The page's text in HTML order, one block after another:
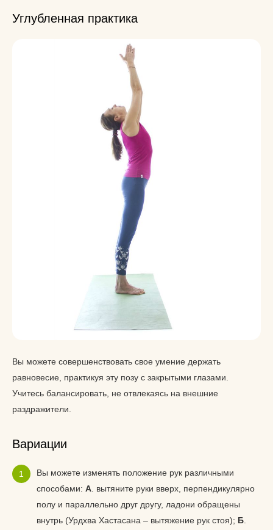
Углубленная практика
Вы можете совершенствовать свое умение держать
равновесие, практикуя эту позу с закрытыми глазами.
Учитесь балансировать, не отвлекаясь на внешние
раздражители.
Вариации
Вы можете изменять положение рук различными
способами: А . вытяните руки вверх, перпендикулярно
полу и параллельно друг другу, ладони обращены
внутрь (Урдхва Хастасана – вытяжение рук стоя); Б